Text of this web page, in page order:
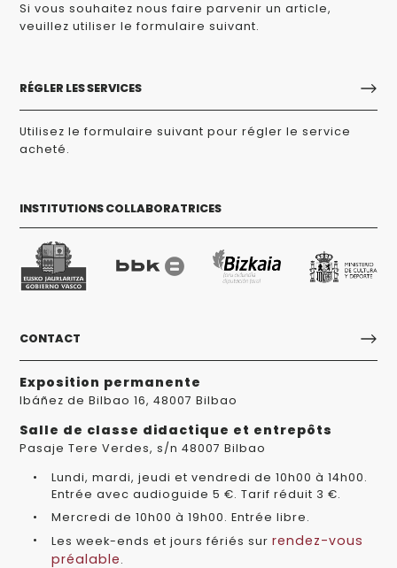
Si vous souhaitez nous faire parvenir un article,
veuillez utiliser le formulaire suivant.
RÉGLER LES SERVICES
Utilisez le formulaire suivant pour régler le service
acheté.
INSTITUTIONS COLLABORATRICES
CONTACT
Exposition permanente
Ibáñez de Bilbao 16, 48007 Bilbao
Salle de classe didactique et entrepôts
Pasaje Tere Verdes, s/n 48007 Bilbao
Lundi, mardi, jeudi et vendredi de 10h00 à 14h00.
Entrée avec audioguide 5 €. Tarif réduit 3 €.
Mercredi de 10h00 à 19h00. Entrée libre.
Les week-ends et jours fériés sur rendez-vous
préalable.